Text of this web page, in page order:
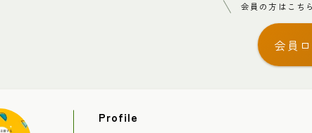
会員の方はこち
会員
Profile